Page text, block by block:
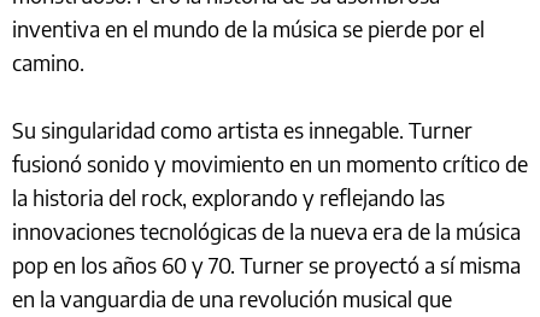
inventiva en el mundo de la música se pierde por el
camino.
Su singularidad como artista es innegable. Turner
fusionó sonido y movimiento en un momento crítico de
la historia del rock, explorando y reflejando las
innovaciones tecnológicas de la nueva era de la música
pop en los años 60 y 70. Turner se proyectó a sí misma
en la vanguardia de una revolución musical que